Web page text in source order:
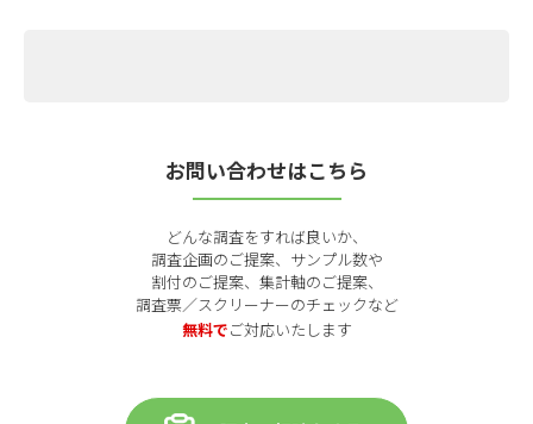
お問い合わせはこちら
どんな調査をすれば良いか、
調査企画のご提案、サンプル数や
割付のご提案、集計軸のご提案、
調査票／スクリーナーのチェックなど
無料でご対応いたします